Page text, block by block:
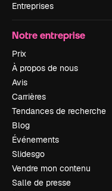
Entreprises
Notre entreprise
Prix
À propos de nous
Avis
Carrières
Tendances de recherche
Blog
Événements
Slidesgo
Vendre mon contenu
Salle de presse